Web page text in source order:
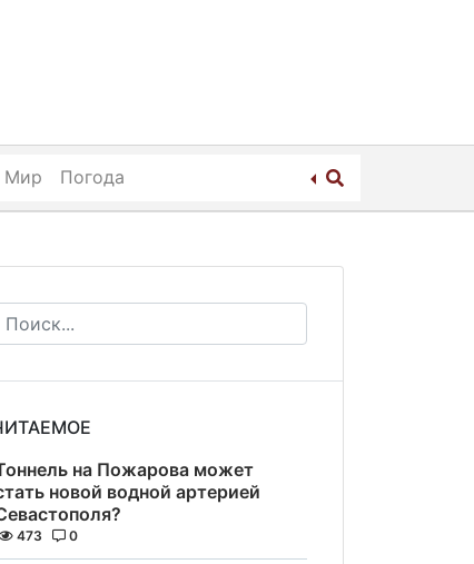
Мир Погода
на Пожарова может
новой водной артерией
473 0